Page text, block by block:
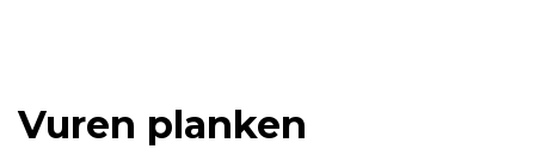
Vuren planken